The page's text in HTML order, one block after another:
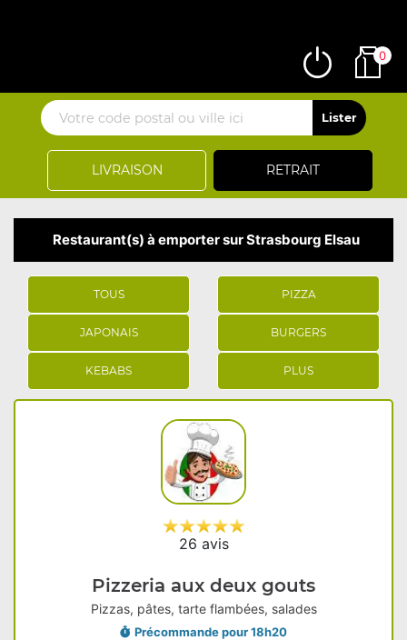
LIVRAISON RETRAIT
0
Restaurant(s) à emporter sur Strasbourg Elsau
TOUS PIZZA
JAPONAIS BURGERS
KEBABS PLUS
26 avis
Pizzeria aux deux gouts
Pizzas, pâtes, tarte flambées, salades
Précommande pour 18h20